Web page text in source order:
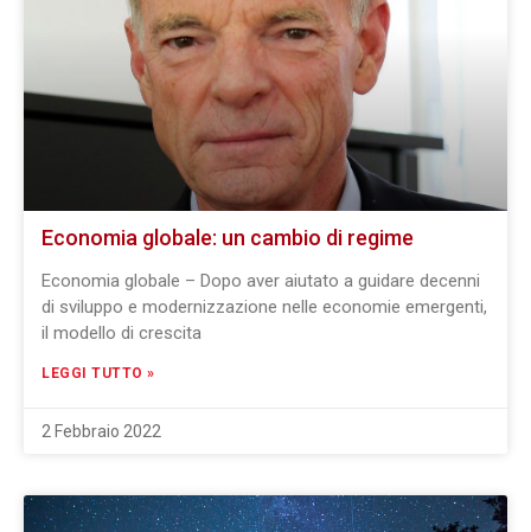
Economia globale: un cambio di regime
Economia globale – Dopo aver aiutato a guidare decenni
di sviluppo e modernizzazione nelle economie emergenti,
il modello di crescita
LEGGI TUTTO »
2 Febbraio 2022